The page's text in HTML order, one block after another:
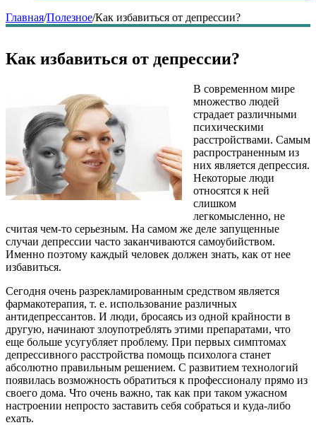
Главная/Полезное/Как избавиться от депрессии?
Как избавиться от депрессии?
В современном мире
множество людей
страдает различными
психическими
расстройствами. Самым
распространенным из
них является депрессия.
Некоторые люди
относятся к ней
слишком
легкомысленно, не
считая чем-то серьезным. На самом же деле запущенные
случаи депрессии часто заканчиваются самоубийством.
Именно поэтому каждый человек должен знать, как от нее
избавиться.
Сегодня очень разрекламированным средством является
фармакотерапия, т. е. использование различных
антидепрессантов. И люди, бросаясь из одной крайности в
другую, начинают злоупотреблять этими препаратами, что
еще больше усугубляет проблему. При первых симптомах
депрессивного расстройства помощь психолога станет
абсолютно правильным решением. С развитием технологий
появилась возможность обратиться к профессионалу прямо из
своего дома. Что очень важно, так как при таком ужасном
настроении непросто заставить себя собраться и куда-либо
ехать.